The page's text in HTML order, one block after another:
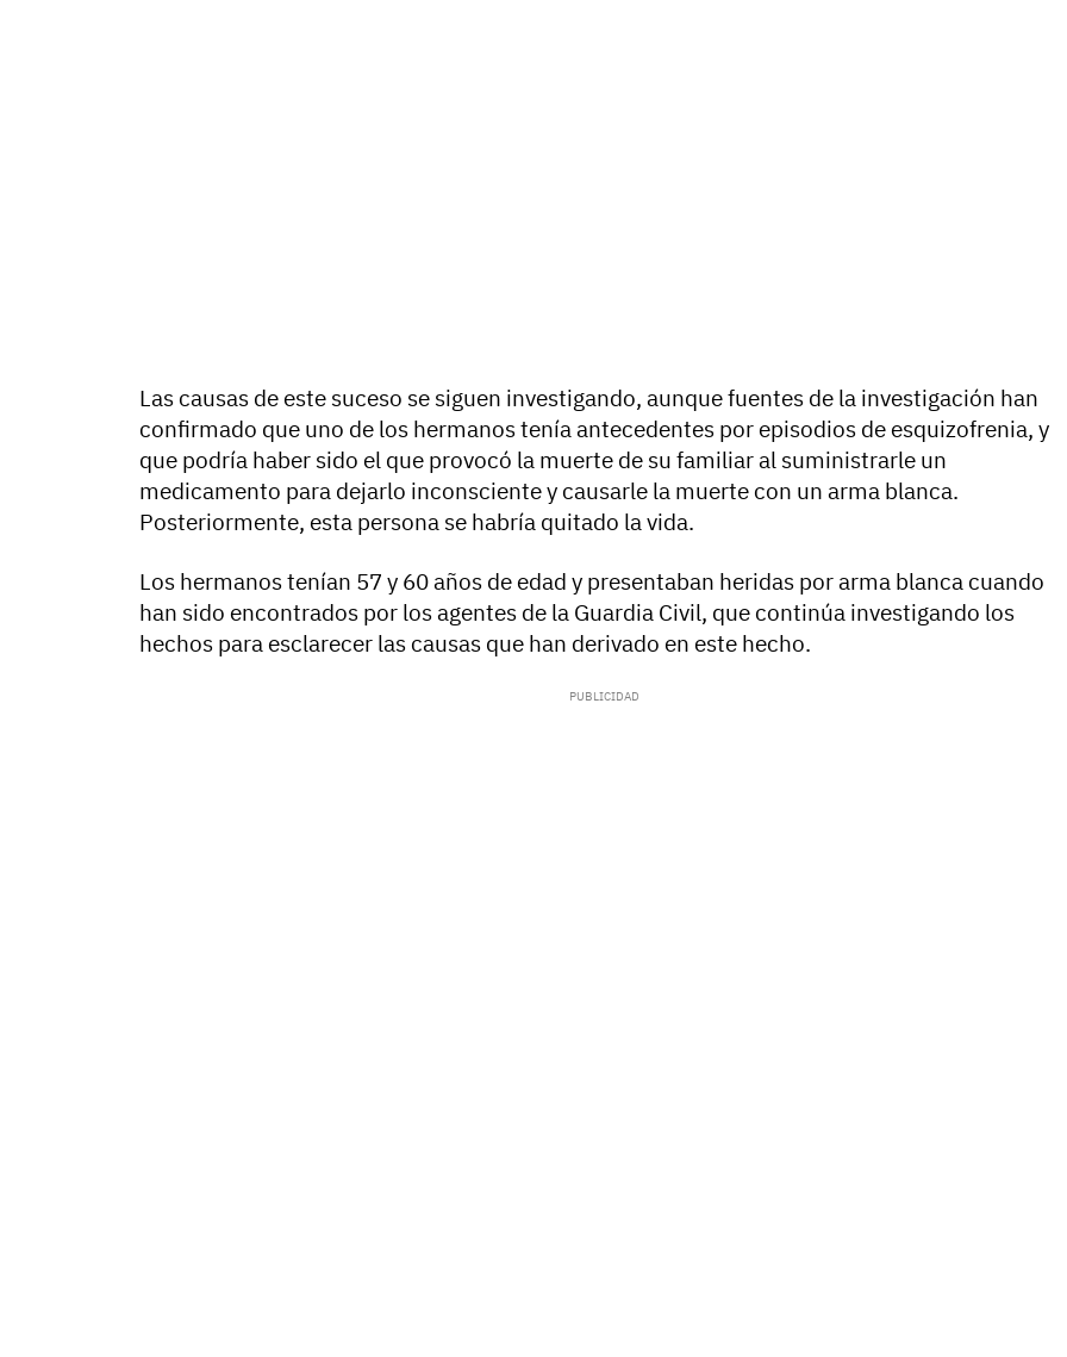
Las causas de este suceso se siguen investigando, aunque fuentes de la investigación han
confirmado que uno de los hermanos tenía antecedentes por episodios de esquizofrenia, y
que podría haber sido el que provocó la muerte de su familiar al suministrarle un
medicamento para dejarlo inconsciente y causarle la muerte con un arma blanca.
Posteriormente, esta persona se habría quitado la vida.
Los hermanos tenían 57 y 60 años de edad y presentaban heridas por arma blanca cuando
han sido encontrados por los agentes de la Guardia Civil, que continúa investigando los
hechos para esclarecer las causas que han derivado en este hecho.